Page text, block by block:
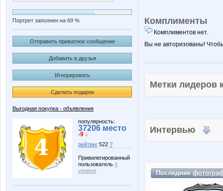
Портрет заполнен на 69 %
Отправить приватное сообщение
Добавить в друзья
Игнорировать
Сделать подарок
Выгодная покупка - объявления
популярность:
37206 место
-9 ↓
рейтинг 522 ?
Привилегированный
пользователь 4
уровня
Комплименты
Комплиментов нет.
Вы не авторизованы!
Метки
Интервью
Последние